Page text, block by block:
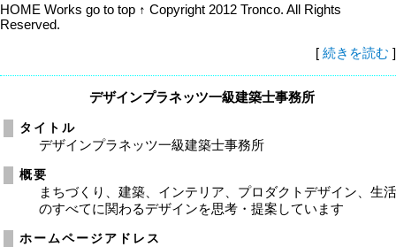
HOME Works go to top ↑ Copyright 2012 Tronco. All Rights
Reserved.
[ 続きを読む ]
デザインプラネッツ一級建築士事務所
タイトル
デザインプラネッツ一級建築士事務所
概要
まちづくり、建築、インテリア、プロダクトデザイン、生
のすべてに関わるデザインを思考・提案しています
ホームページアドレス